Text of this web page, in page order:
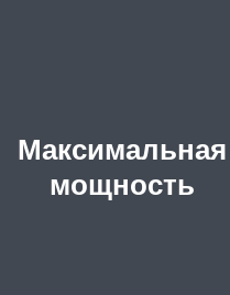
Максимальная
мощность